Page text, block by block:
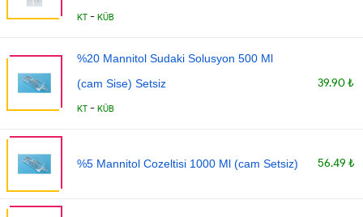
KT - KÜB
%20 Mannitol Sudaki Solusyon 500 Ml
(cam Sise) Setsiz
KT - KÜB
39.90 ₺
%5 Mannitol Cozeltisi 1000 Ml (cam Setsiz) 56.49 ₺